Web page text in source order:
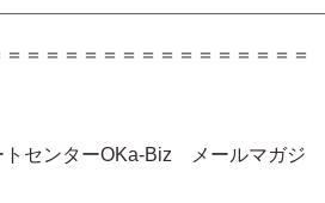
＝＝＝＝＝＝＝＝＝＝＝＝＝＝＝
センターOKa-Biz メールマガジ